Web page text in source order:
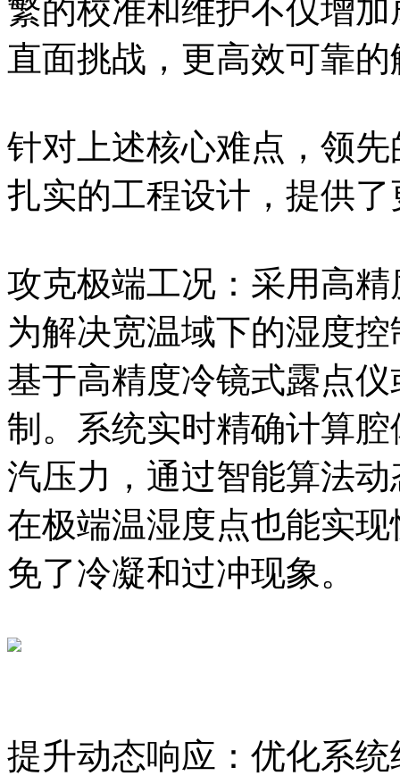
繁的校准和维护不仅增
直面挑战，更高效可靠
针对上述核心难点，领
扎实的工程设计，提供
攻克极端工况：采用高
为解决宽温域下的湿度
基于高精度冷镜式露点
制。系统实时精确计算
汽压力，通过智能算法
在极端温湿度点也能实
免了冷凝和过冲现象。
提升动态响应：优化系